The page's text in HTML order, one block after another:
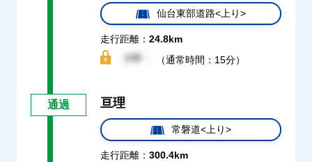
仙台東部道路<上り>
走行距離： 24.8km
（通常時間：15分）
通過 亘理
常磐道<上り>
走行距離： 300.4km